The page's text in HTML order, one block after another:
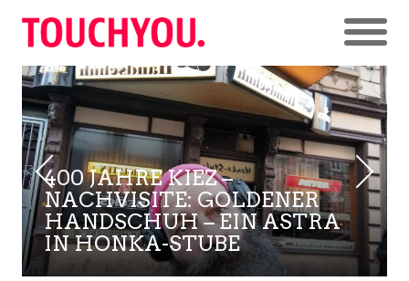
400 JAHRE KIEZ –
NACHVISITE: GOLDENER
HANDSCHUH – EIN ASTRA
IN HONKA-STUBE